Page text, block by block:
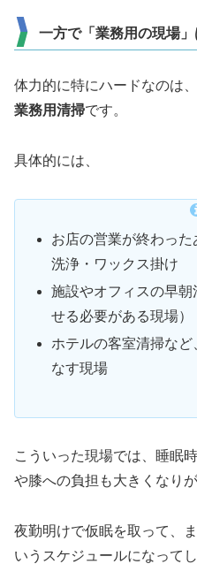
一方で「業務用の現場
体力的に特にハードなのは、
業務用清掃です。
具体的には、
お店の営業が終わっ
洗浄・ワックス掛け
施設やオフィスの早
せる必要がある現場）
ホテルの客室清掃な
なす現場
こういった現場では、
睡眠
や膝への負担も大きくなり
夜勤明けで仮眠を取って、
いうスケジュールになって